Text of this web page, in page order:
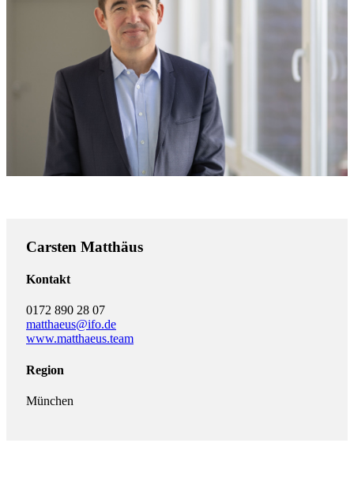
Carsten Matthäus
Kontakt
0172 890 28 07
matthaeus@ifo.de
www.matthaeus.team
Region
München